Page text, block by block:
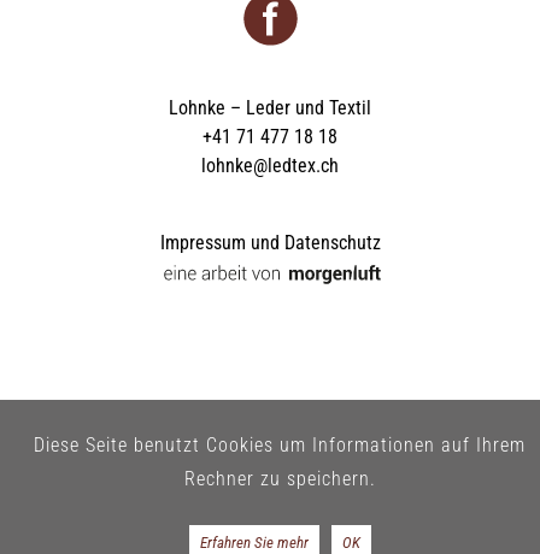
Lohnke – Leder und Textil
+41 71 477 18 18
lohnke@ledtex.ch
Impressum und Datenschutz
Diese Seite benutzt Cookies um Informationen auf Ihrem
Rechner zu speichern.
Erfahren Sie mehr OK